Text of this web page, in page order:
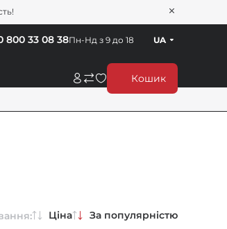
Кошик
Пн-Нд з 9 до 18
800 33 08 38 UA
Ціна За популярністю